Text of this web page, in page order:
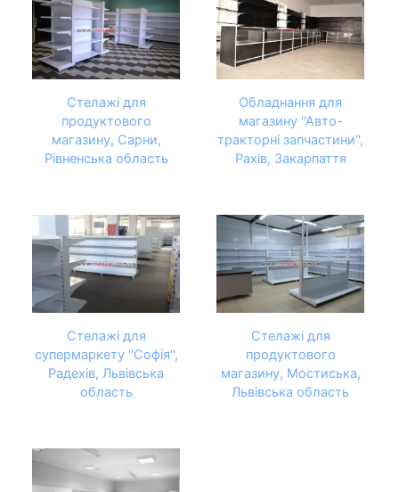
Стелажі для
продуктового
магазину, Сарни,
Рівненська область
Обладнання для
магазину ''Авто-
тракторні запчастини'',
Рахів, Закарпаття
Стелажі для
супермаркету ''Софія'',
Радехів, Львівська
область
Стелажі для
продуктового
магазину, Мостиська,
Львівська область